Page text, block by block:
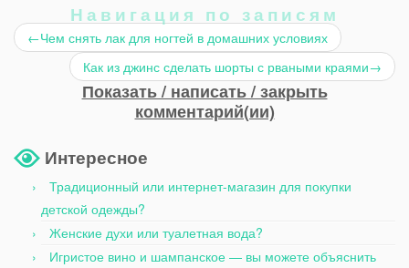
Навигация по записям
←Чем снять лак для ногтей в домашних условиях
Как из джинс сделать шорты с рваными краями→
Показать / написать / закрыть
комментарий(ии)
Интересное
Традиционный или интернет-магазин для покупки
детской одежды?
Женские духи или туалетная вода?
Игристое вино и шампанское — вы можете объяснить